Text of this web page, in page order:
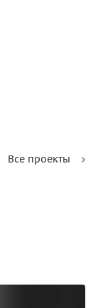
Все проекты